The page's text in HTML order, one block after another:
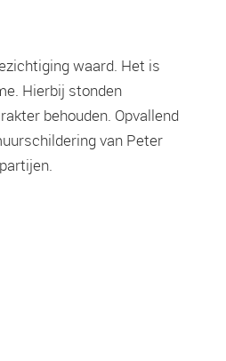
waard. Het is
Hierbij stonden
behouden. Opvallend
van Peter